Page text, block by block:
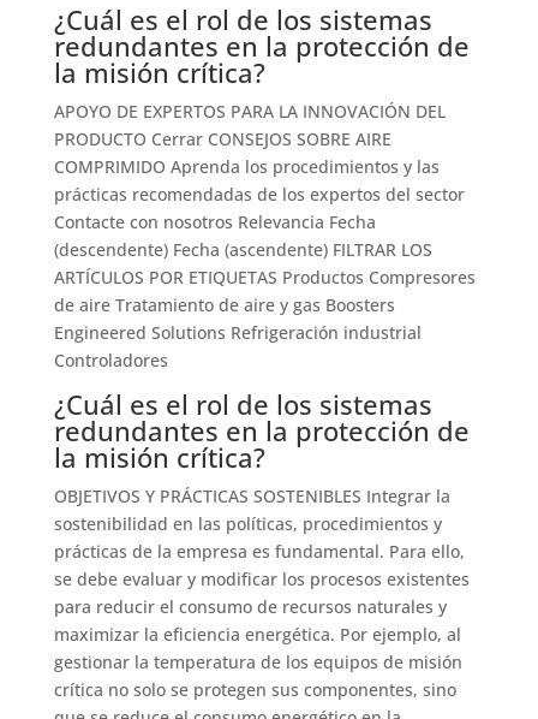
¿Cuál es el rol de los sistemas
redundantes en la protección de
la misión crítica?
APOYO DE EXPERTOS PARA LA INNOVACIÓN DEL
PRODUCTO Cerrar CONSEJOS SOBRE AIRE
COMPRIMIDO Aprenda los procedimientos y las
prácticas recomendadas de los expertos del sector
Contacte con nosotros Relevancia Fecha
(descendente) Fecha (ascendente) FILTRAR LOS
ARTÍCULOS POR ETIQUETAS Productos Compresores
de aire Tratamiento de aire y gas Boosters
Engineered Solutions Refrigeración industrial
Controladores
¿Cuál es el rol de los sistemas
redundantes en la protección de
la misión crítica?
OBJETIVOS Y PRÁCTICAS SOSTENIBLES Integrar la
sostenibilidad en las políticas, procedimientos y
prácticas de la empresa es fundamental. Para ello,
se debe evaluar y modificar los procesos existentes
para reducir el consumo de recursos naturales y
maximizar la eficiencia energética. Por ejemplo, al
gestionar la temperatura de los equipos de misión
crítica no solo se protegen sus componentes, sino